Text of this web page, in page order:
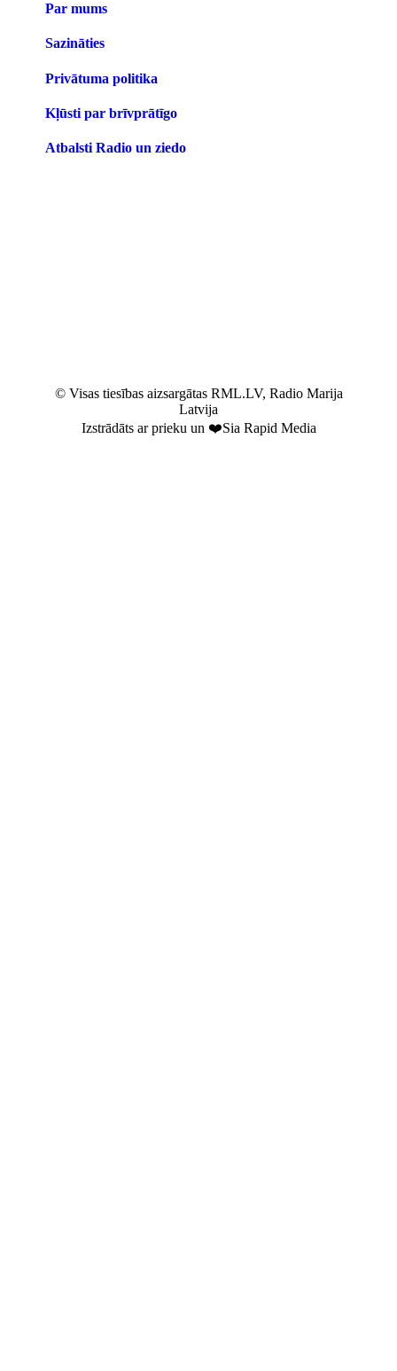
Par mums
Sazināties
Privātuma politika
Kļūsti par brīvprātīgo
Atbalsti Radio un ziedo
© Visas tiesības aizsargātas RML.LV, Radio Marija
Latvija
Izstrādāts ar prieku un ❤️Sia Rapid Media